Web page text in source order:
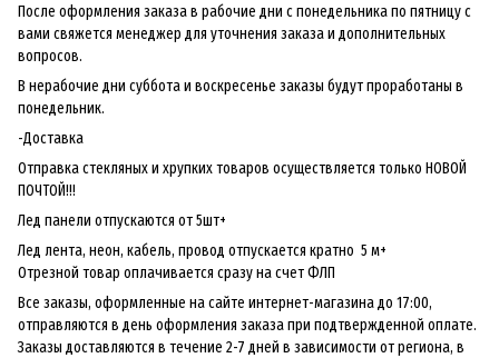
После оформления заказа в рабочие дни с понедельника по пятницу с
вами свяжется менеджер для уточнения заказа и дополнительных
вопросов.
В нерабочие дни суббота и воскресенье заказы будут проработаны в
понедельник.
-Доставка
Отправка стекляных и хрупких товаров осуществляется только НОВОЙ
ПОЧТОЙ!!!
Лед панели отпускаются от 5шт+
Лед лента, неон, кабель, провод отпускается кратно 5 м+
Отрезной товар оплачивается сразу на счет ФЛП
Все заказы, оформленные на сайте интернет-магазина до 17:00,
отправляются в день оформления заказа при подтвержденной оплате.
Заказы доставляются в течение 2-7 дней в зависимости от региона, в